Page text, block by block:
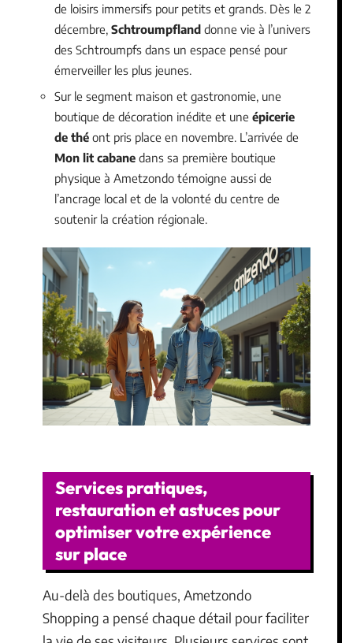
de loisirs immersifs pour petits et grands. Dès le 2
décembre, Schtroumpfland donne vie à l’univers
des Schtroumpfs dans un espace pensé pour
émerveiller les plus jeunes.
Sur le segment maison et gastronomie, une
boutique de décoration inédite et une épicerie
de thé ont pris place en novembre. L’arrivée de
Mon lit cabane dans sa première boutique
physique à Ametzondo témoigne aussi de
l’ancrage local et de la volonté du centre de
soutenir la création régionale.
Services pratiques,
restauration et astuces pour
optimiser votre expérience
sur place
Au-delà des boutiques, Ametzondo
Shopping a pensé chaque détail pour faciliter